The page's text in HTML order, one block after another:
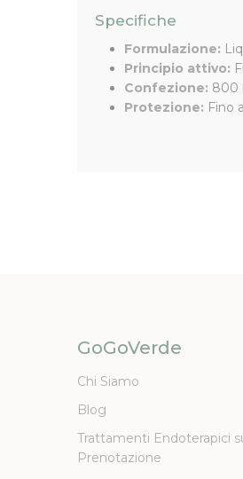
Specifiche
Formulazione:
Principio attivo:
Confezione: 800
Protezione: Fino
GoGoVerde
Chi Siamo
Blog
Trattamenti Endoterapici
Prenotazione